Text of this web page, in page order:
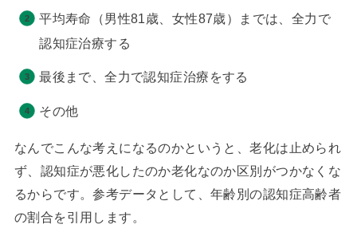
平均寿命（男性81歳、女性87歳）までは、全力で
認知症治療する
最後まで、全力で認知症治療をする
その他
なんでこんな考えになるのかというと、老化は止められ
ず、認知症が悪化したのか老化なのか区別がつかなくな
るからです。参考データとして、年齢別の認知症高齢者
の割合を引用します。